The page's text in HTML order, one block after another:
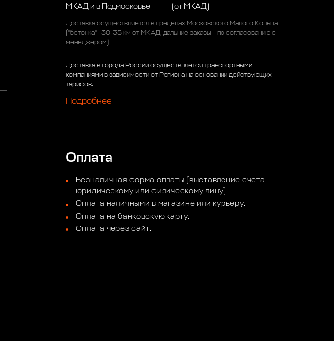
МКАД и в Подмосковье
(от МКАД)
Доставка осуществляется в пределах Московского Малого Кольца
("бетонка"- 30-35 км от МКАД, дальние заказы - по согласованию с
менеджером)
Доставка в города России осуществляется транспортными
компаниями в зависимости от Региона на основании действующих
тарифов.
Подробнее
Оплата
Безналичная форма оплаты (выставление счета
юридическому или физическому лицу)
Оплата наличными в магазине или курьеру.
Оплата на банковскую карту.
Оплата через сайт.